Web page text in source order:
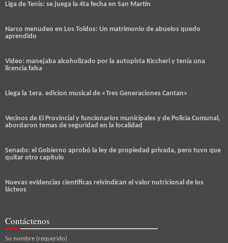
Liga de Tenis: se juega la 4ta fecha en San Martín
Narco menudeo en Los Toldos: Un matrimonio de abuelos quedo
aprendido
Video: manejaba alcoholizado por la autopista Riccheri y tenía una
licencia falsa
Llega la 1era. edicion musical de «Tres Generaciones Cantan»
Vecinos de El Provincial y funcionarios municipales y de Policia Comunal,
abordaron temas de seguridad en la localidad
Senado: el Gobierno aprobó la ley de propiedad privada, pero tuvo que
quitar otro capítulo
Nuevas evidencias científicas reivindican el valor nutricional de los
lácteos
Contáctenos
Su nombre (requerido)